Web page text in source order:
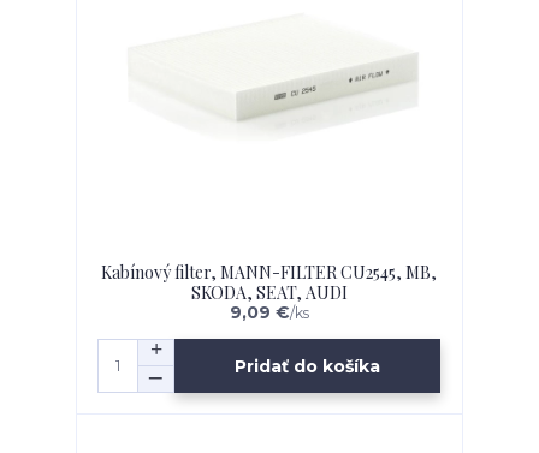
Kabínový filter, MANN-FILTER CU2545, MB,
SKODA, SEAT, AUDI
9,09 €/ks
Pridať do košíka